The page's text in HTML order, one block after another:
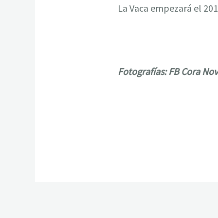
La Vaca empezará el
Fotografías: FB Cora